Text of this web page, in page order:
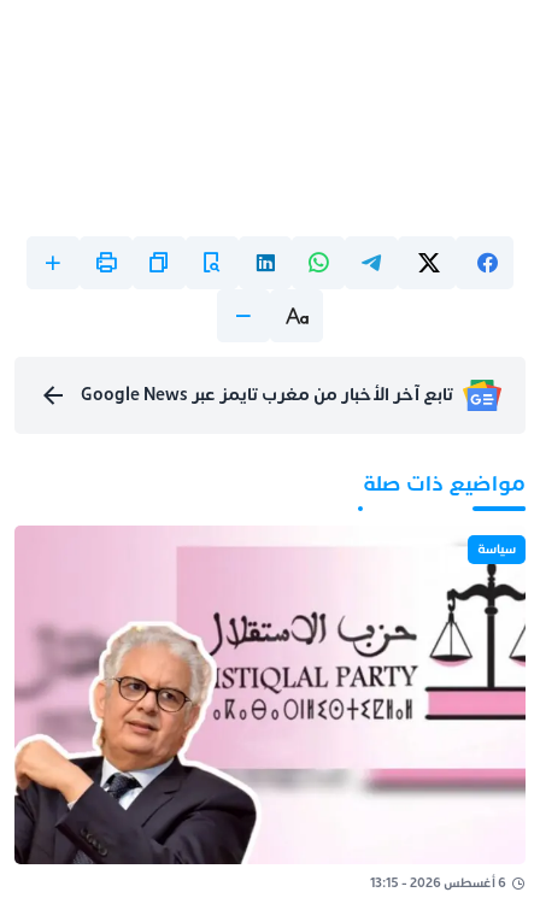
تابع آخر الأخبار من مغرب تايمز عبر Google News
مواضيع ذات صلة
سياسة
6 أغسطس 2026 - 13:15